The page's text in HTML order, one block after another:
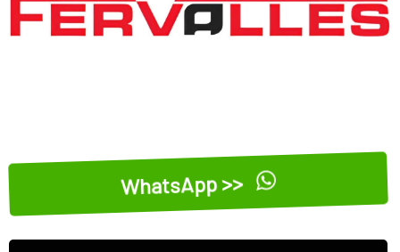
WhatsApp >>